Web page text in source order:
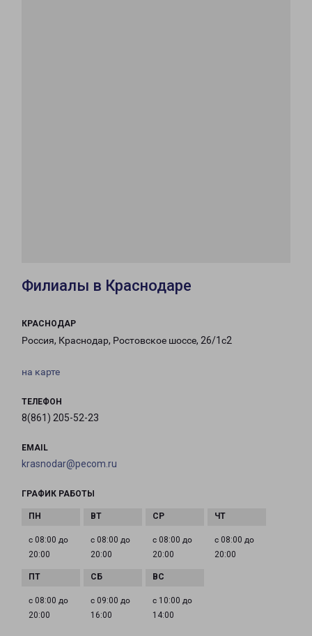
Филиалы в Краснодаре
КРАСНОДАР
Россия, Краснодар, Ростовское шоссе, 26/1с2
на карте
ТЕЛЕФОН
8(861) 205-52-23
EMAIL
krasnodar@pecom.ru
ГРАФИК РАБОТЫ
с 08:00 до
20:00
с 08:00 до
20:00
с 08:00 до
20:00
с 08:00 до
20:00
с 08:00 до
20:00
с 09:00 до
16:00
с 10:00 до
14:00